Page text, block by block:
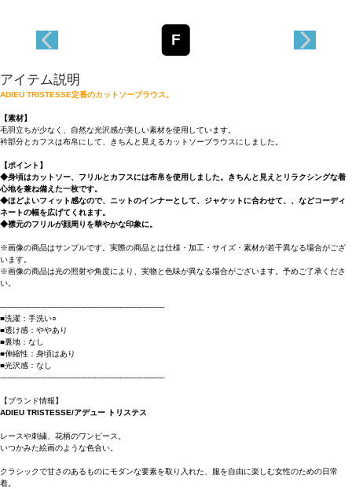
F
アイテム説明
ADIEU TRISTESSE定番のカットソーブラウス。
【素材】
毛羽立ちが少なく、自然な光沢感が美しい素材を使用しています。
衿部分とカフスは布帛にして、きちんと見えるカットソーブラウスにしました。
【ポイント】
◆身頃はカットソー、フリルとカフスには布帛を使用しました。きちんと見えとリラクシングな着
心地を兼ね備えた一枚です。
◆ほどよいフィット感なので、ニットのインナーとして、ジャケットに合わせて、、などコーディ
ネートの幅を広げてくれます。
◆襟元のフリルが顔周りを華やかな印象に。
※画像の商品はサンプルです。実際の商品とは仕様・加工・サイズ・素材が若干異なる場合がござ
います。
※画像の商品は光の照射や角度により、実物と色味が異なる場合がございます。予めご了承くださ
い。
----------------------------------------------------------------------
■洗濯：手洗い○
■透け感：ややあり
■裏地：なし
■伸縮性：身頃はあり
■光沢感：なし
----------------------------------------------------------------------
【ブランド情報】
ADIEU TRISTESSE/アデュー トリステス
レースや刺繍、花柄のワンピース。
いつかみた絵画のような色合い。
クラシックで甘さのあるものにモダンな要素を取り入れた、服を自由に楽しむ女性のための日常
着。